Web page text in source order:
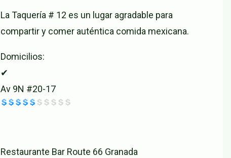
La Taquería # 12 es un lugar agradable para
compartir y comer auténtica comida mexicana.
Domicilios:
✔
Av 9N #20-17
Restaurante Bar Route 66 Granada